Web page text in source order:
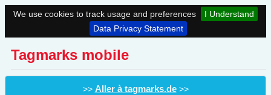
We use cookies to track usage and preferences
I Understand
Data Privacy Statement
Tagmarks mobile
>> Aller à tagmarks.de>>